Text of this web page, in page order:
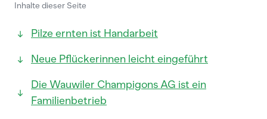
Inhalte dieser Seite
Pilze ernten ist Handarbeit
Neue Pflückerinnen leicht eingeführt
Die Wauwiler Champigons AG ist ein
Familienbetrieb